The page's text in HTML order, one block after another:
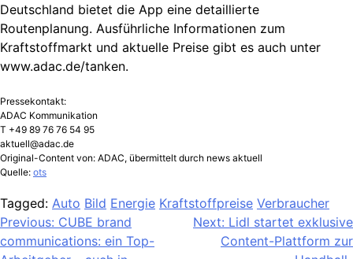
Deutschland bietet die App eine detaillierte
Routenplanung. Ausführliche Informationen zum
Kraftstoffmarkt und aktuelle Preise gibt es auch unter
www.adac.de/tanken.
Pressekontakt:
ADAC Kommunikation
T +49 89 76 76 54 95
aktuell@adac.de
Original-Content von: ADAC, übermittelt durch news aktuell
Quelle: ots
Tagged: Auto Bild Energie Kraftstoffpreise Verbraucher
Beitragsnavigation
Previous: CUBE brand
communications: ein Top-
Next: Lidl startet exklusive
Content-Plattform zur